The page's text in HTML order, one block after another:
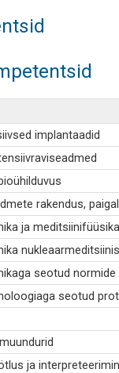
implantaadid
rakendus,
ja
nukleaarmeditsiinis
seotud normide
seotud
ja